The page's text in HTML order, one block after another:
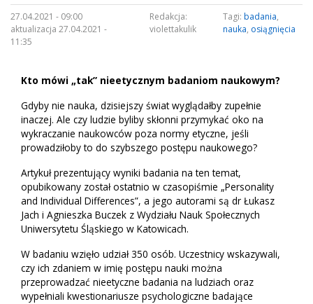
27.04.2021 - 09:00
aktualizacja 27.04.2021 -
11:35
Redakcja:
violettakulik
Tagi: badania,
nauka, osiągnięcia
Kto mówi „tak” nieetycznym badaniom naukowym?
Gdyby nie nauka, dzisiejszy świat wyglądałby zupełnie
inaczej. Ale czy ludzie byliby skłonni przymykać oko na
wykraczanie naukowców poza normy etyczne, jeśli
prowadziłoby to do szybszego postępu naukowego?
Artykuł prezentujący wyniki badania na ten temat,
opubikowany został ostatnio w czasopiśmie „Personality
and Individual Differences”, a jego autorami są dr Łukasz
Jach i Agnieszka Buczek z Wydziału Nauk Społecznych
Uniwersytetu Śląskiego w Katowicach.
W badaniu wzięło udział 350 osób. Uczestnicy wskazywali,
czy ich zdaniem w imię postępu nauki można
przeprowadzać nieetyczne badania na ludziach oraz
wypełniali kwestionariusze psychologiczne badające